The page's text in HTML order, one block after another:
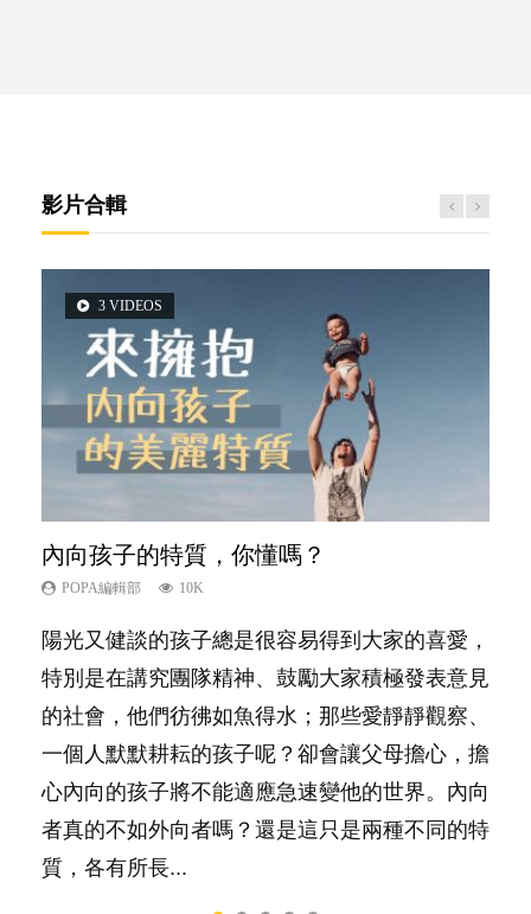
影片合輯
3 VIDEOS
內向孩子的特質，你懂嗎？
POPA編輯部 10K
陽光又健談的孩子總是很容易得到大家的喜愛，
特別是在講究團隊精神、鼓勵大家積極發表意見
的社會，他們彷彿如魚得水；那些愛靜靜觀察、
一個人默默耕耘的孩子呢？卻會讓父母擔心，擔
心內向的孩子將不能適應急速變他的世界。內向
者真的不如外向者嗎？還是這只是兩種不同的特
質，各有所長...
6 VIDEOS
孩子能力天注定？
POPA編輯部 7.9K
很多父母都希望孩子係個「叻仔叻女」，學業別
太差，日常自理井井有條。這樣的孩子是萬中無
一，還是魚與熊掌，不能兼得？...
6 VIDEOS
愛孩子也別忘了愛自己，父母如何關顧自
己的身心靈？
照顧孩子衣食住行、陪同兒女應對功課測驗，還
要陪玩製造親子時間，尚要處理家中雜項要
務……當父母的，有千百個任務要做。可惜，有
一樣重要至極的，總被遺漏——關注自己的情緒
和心理健康。...
5 VIDEOS
夫妻必看！經營婚姻，沒捷徑
POPA編輯部 22.9K
你是不是也曾經以為只要跟相愛的人結婚，就自
然能走到白頭，但生了孩子卻發現事情不如你所
料？ 經營婚姻，不如我們想像的簡單，卻也不
是大家說得那麼難。一起來認識婚姻的真相！...
2 VIDEOS
想孩子學好外語，點做好？
POPA編輯部 9.9K
有人話學多種語言越早開始越好，有人卻說一時
間太多語言，會令孩子感到混淆，到底誰是誰
非？聽聽專家怎樣說，解開語言學習的迷思～...